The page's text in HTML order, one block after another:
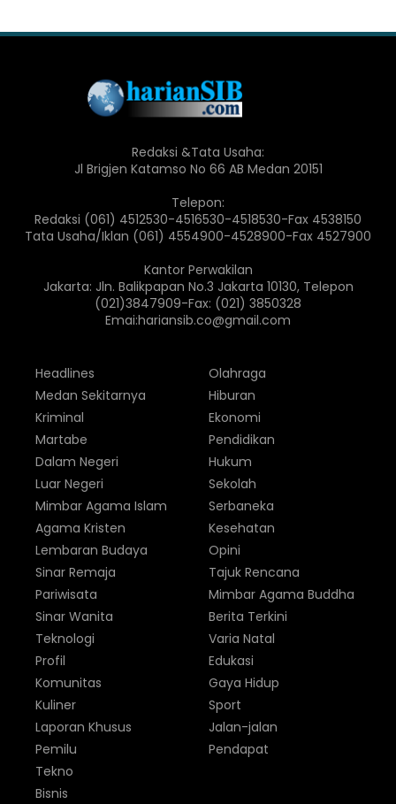
Redaksi &Tata Usaha:
Jl Brigjen Katamso No 66 AB Medan 20151
Telepon:
Redaksi (061) 4512530-4516530-4518530-Fax 4538150
Tata Usaha/Iklan (061) 4554900-4528900-Fax 4527900
Kantor Perwakilan
Jakarta: Jln. Balikpapan No.3 Jakarta 10130, Telepon
(021)3847909-Fax: (021) 3850328
Emai:hariansib.co@gmail.com
Headlines
Medan Sekitarnya
Kriminal
Martabe
Dalam Negeri
Luar Negeri
Olahraga
Hiburan
Ekonomi
Pendidikan
Hukum
Sekolah
Mimbar Agama Islam
Agama Kristen
Lembaran Budaya
Sinar Remaja
Pariwisata
Sinar Wanita
Serbaneka
Kesehatan
Opini
Tajuk Rencana
Mimbar Agama Buddha
Berita Terkini
Teknologi
Profil
Komunitas
Kuliner
Laporan Khusus
Pemilu
Varia Natal
Edukasi
Gaya Hidup
Sport
Jalan-jalan
Pendapat
Tekno
Bisnis